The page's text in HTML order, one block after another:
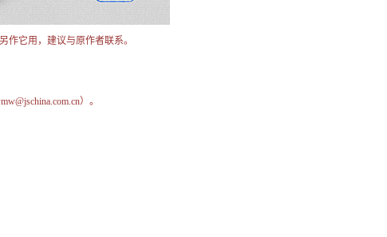
它用，建议与原作者联系。
）。